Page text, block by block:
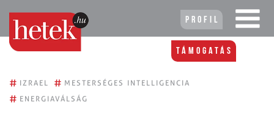
Profil
Támogatás
# IZRAEL # MESTERSÉGES INTELLIGENCIA
# ENERGIAVÁLSÁG